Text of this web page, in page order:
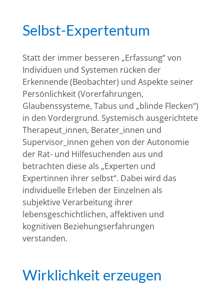
Selbst-Expertentum
Statt der immer besseren „Erfassung“ von
Individuen und Systemen rücken der
Erkennende (Beobachter) und Aspekte seiner
Persönlichkeit (Vorerfahrungen,
Glaubenssysteme, Tabus und „blinde Flecken“)
in den Vordergrund. Systemisch ausgerichtete
Therapeut_innen, Berater_innen und
Supervisor_innen gehen von der Autonomie
der Rat- und Hilfesuchenden aus und
betrachten diese als „Experten und
Expertinnen ihrer selbst“. Dabei wird das
individuelle Erleben der Einzelnen als
subjektive Verarbeitung ihrer
lebensgeschichtlichen, affektiven und
kognitiven Beziehungserfahrungen
verstanden.
Wirklichkeit erzeugen